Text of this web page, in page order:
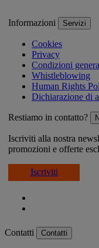
Informazioni Servizi
Cookies
Privacy
Condizioni
Whistleblowing
Human Rights
Dichiarazione di
Restiamo in contatto?
Iscriviti alla nostra
promozioni e offerte
Iscriviti
Contatti Contatti